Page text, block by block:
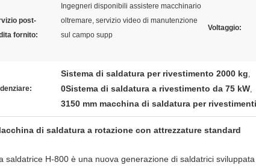
post-
fornito:
Ingegneri disponibili assistere macchinario
oltremare, servizio video di manutenzione
sul campo supp
Voltaggio:
Sistema di saldatura per rivestimento 2000 kg,
0Sistema di saldatura a rivestimento da 75 kW,
3150 mm macchina di saldatura per rivestimenti
di saldatura a rotazione con attrezzature standard
saldatrice H-800 è una nuova generazione di saldatrici